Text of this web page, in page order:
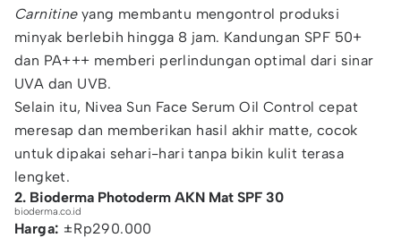
Carnitineyang membantu mengontrol produksi
minyak berlebih hingga 8 jam. Kandungan SPF 50+
dan PA+++ memberi perlindungan optimal dari sinar
UVA dan UVB.
Selain itu, Nivea Sun Face Serum Oil Control cepat
meresap dan memberikan hasil akhir matte, cocok
untuk dipakai sehari-hari tanpa bikin kulit terasa
lengket.
2. Bioderma Photoderm AKN Mat SPF 30
bioderma.co.id
Harga: ±Rp290.000